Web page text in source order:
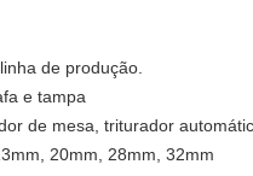
de produção.
e tampa
de mesa, triturador
20mm, 28mm, 32mm